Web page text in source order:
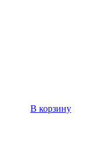
В корзину